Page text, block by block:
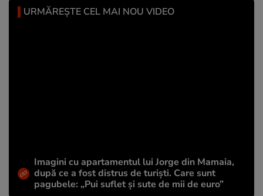
URMĂREȘTE CEL MAI NOU VIDEO
Imagini cu apartamentul lui Jorge din Mamaia,
după ce a fost distrus de turiști. Care sunt
pagubele: „Pui suflet și sute de mii de euro”